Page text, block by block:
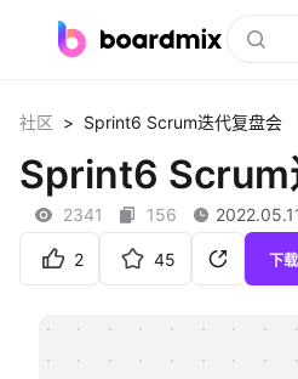
社区资源
下载
私有化部署
社区 > Sprint6 Scrum迭代复盘会
Sprint6 Scrum
2341 156
2 45 下